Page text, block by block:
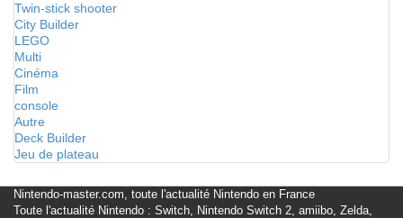
Twin-stick shooter
City Builder
LEGO
Multi
Cinéma
Film
console
Autre
Deck Builder
Jeu de plateau
Nintendo-master.com, toute l'actualité Nintendo en France
Toute l'actualité Nintendo : Switch, Nintendo Switch 2, amiibo, Zelda,